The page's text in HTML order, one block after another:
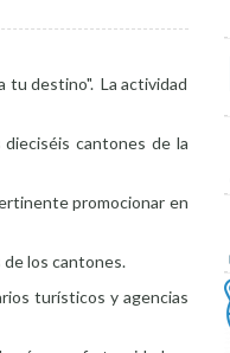
tu destino". La actividad
cantones de la
promocionar en
de los cantones.
turísticos y agencias